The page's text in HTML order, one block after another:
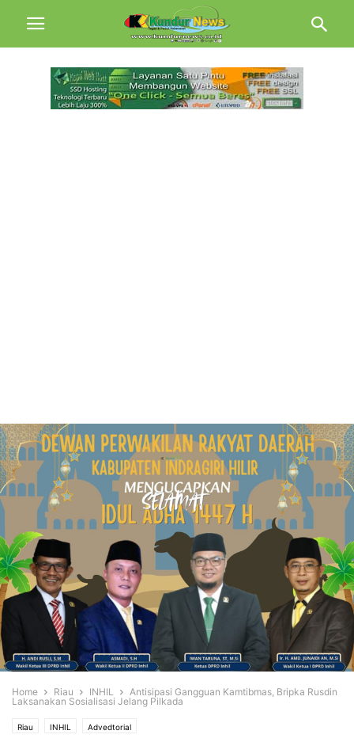
Home Riau INHIL
Antisipasi Gangguan Kamtibmas, Bripka Rusdin
Laksanakan Sosialisasi Jelang Pilkada
Riau INHIL Advedtorial